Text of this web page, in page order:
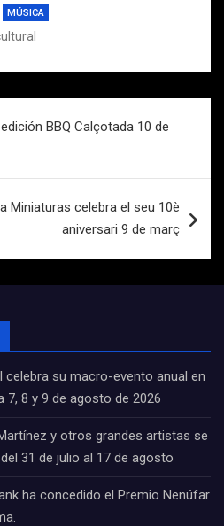
MÚSICA
BBQ Calçotada 10 de
Miniaturas celebra el seu 10è
aniversari 9 de març
celebra su macro-evento anual en
7, 8 y 9 de agosto de 2026
y otros grandes artistas se
31 de julio al 17 de agosto
ha concedido el Premio Nenúfar